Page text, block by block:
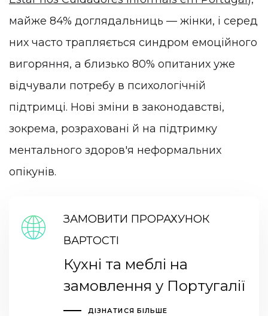
майже 84% доглядальниць — жінки, і серед
них часто трапляється синдром емоційного
вигоряння, а близько 80% опитаних уже
відчували потребу в психологічній
підтримці. Нові зміни в законодавстві,
зокрема, розраховані й на підтримку
ментального здоров'я неформальних
опікунів.
ЗАМОВИТИ ПРОРАХУНОК
ВАРТОСТІ
Кухні та меблі на
замовлення у Португалії
ДІЗНАТИСЯ БІЛЬШЕ